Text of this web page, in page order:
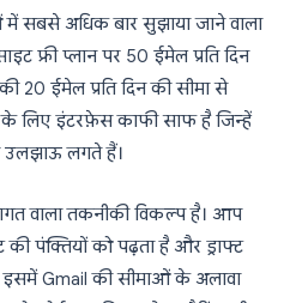
में सबसे अधिक बार सुझाया जाने वाला
फ्री प्लान पर 50 ईमेल प्रति दिन
20 ईमेल प्रति दिन की सीमा से
के लिए इंटरफ़ेस काफी साफ है जिन्हें
उलझाऊ लगते हैं।
वाला तकनीकी विकल्प है। आप
की पंक्तियों को पढ़ता है और ड्राफ्ट
Gmail की सीमाओं के अलावा